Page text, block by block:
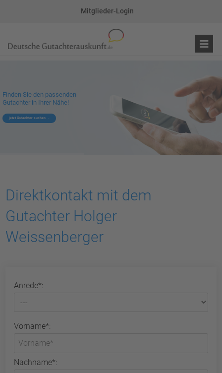
Mitglieder-Login
Finden Sie den passenden
Gutachter in Ihrer Nähe!
jetzt Gutachter suchen
Direktkontakt mit dem
Gutachter Holger
Weissenberger
Anrede*:
Vorname*:
Nachname*: